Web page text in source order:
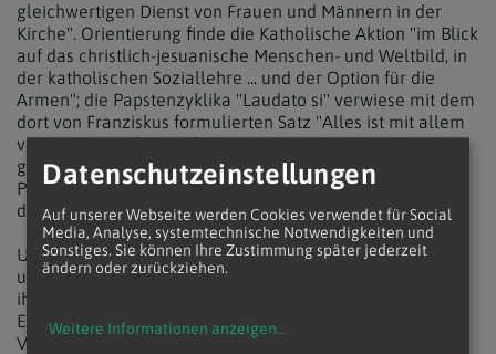
gleichwertigen Dienst von Frauen und Männern in der
Kirche". Orientierung finde die Katholische Aktion "im Blick
auf das christlich-jesuanische Menschen- und Weltbild, in
der katholischen Soziallehre ... und der Option für die
Armen"; die Papstenzyklika "Laudato si" verwiese mit dem
dort von Franziskus formulierten Satz "Alles ist mit allem
verbunden" auf die tiefe Konvivialität des Menschen, die
gegenüber allen "rein technogenen-technokratischen
Prozessen" gestärkt werden müsse. Leitbegriff der KAÖ
dabei: "Mitweltgerecht".
Um eine "sozial-ökologisch-spirituelle Praxis" zu stärken
und konkret zu leben, könne die Katholische Aktion mit
ihrem weit verzweigten Netz an Gliederungen auf allen
Ebenen bis hin in die Pfarren und Institutionen "aus dem
Vollen schöpfen". Abschließender Aufruf von Ferdinand
Datenschutzeinstellungen
Auf unserer Webseite werden Cookies verwendet für Social
Media, Analyse, systemtechnische Notwendigkeiten und
Sonstiges. Sie können Ihre Zustimmung später jederzeit
ändern oder zurückziehen.
Weitere Informationen anzeigen...